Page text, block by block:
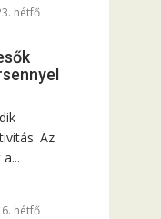
hétfő
Az
hétfő